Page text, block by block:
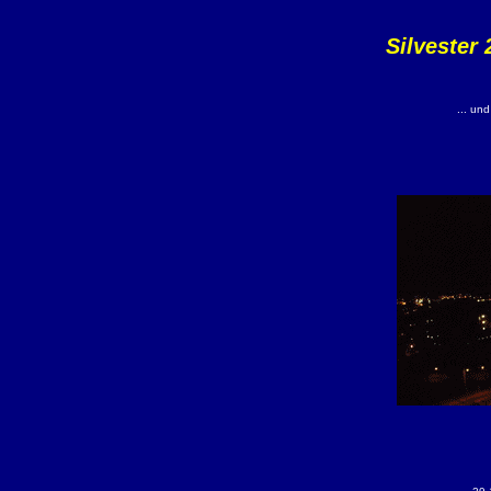
Silvester
...